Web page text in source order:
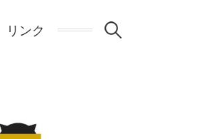
リンク 検